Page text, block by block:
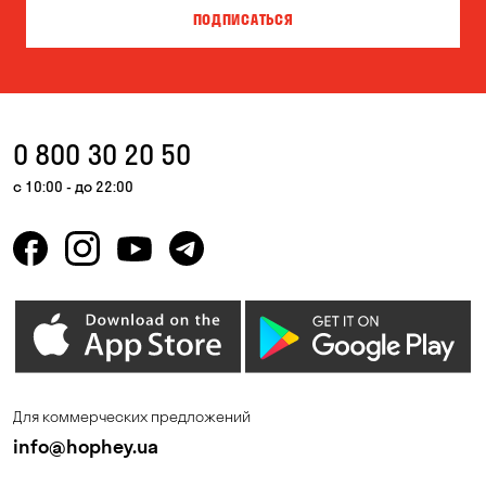
Зазимье
Каменское Карнауховка
Корсунцы
ПОДПИСАТЬСЯ
0 800 30 20 50
с 10:00 - до 22:00
Для коммерческих предложений
info@hophey.ua